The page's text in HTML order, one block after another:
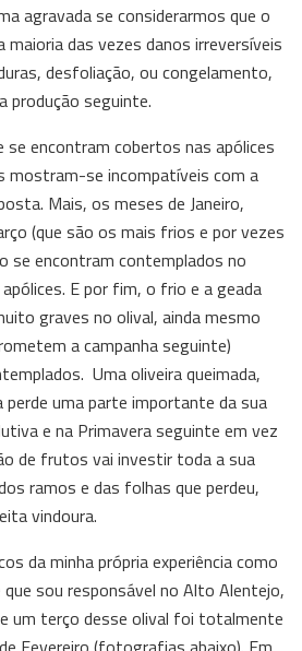
agravada se considerarmos que o
maioria das vezes danos irreversíveis
desfoliação, ou congelamento,
produção seguinte.
se encontram cobertos nas apólices
mostram-se incompatíveis com a
Mais, os meses de Janeiro,
(que são os mais frios e por vezes
se encontram contemplados no
E por fim, o frio e a geada
graves no olival, ainda mesmo
a campanha seguinte)
Uma oliveira queimada,
perde uma parte importante da sua
e na Primavera seguinte em vez
de frutos vai investir toda a sua
ramos e das folhas que perdeu,
vindoura.
da minha própria experiência como
sou responsável no Alto Alentejo,
um terço desse olival foi totalmente